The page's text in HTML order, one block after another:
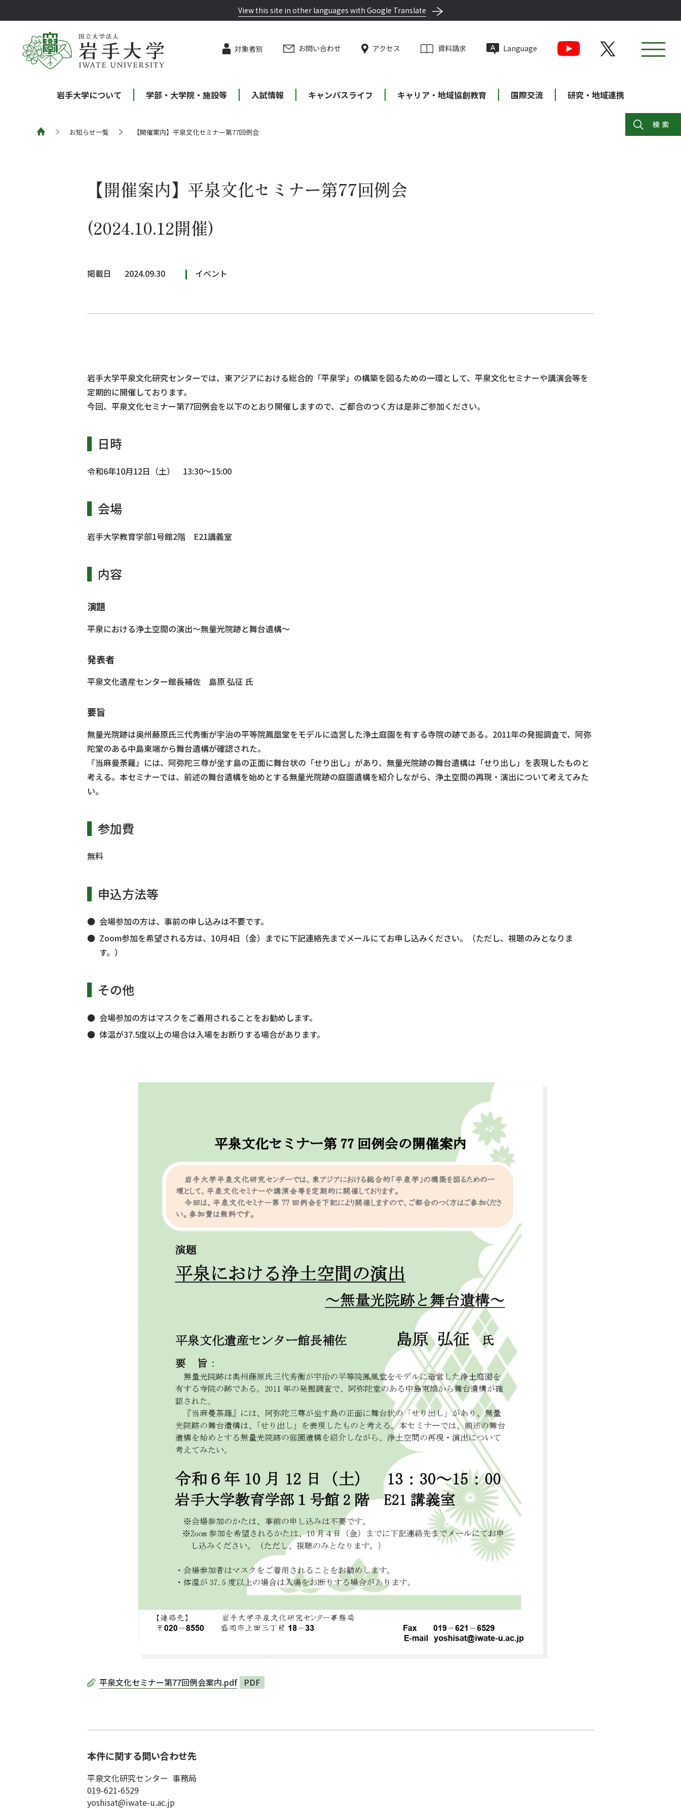
View this site in other languages with Google Translate
対象者別 お問い合わせ アクセス 資料請求 Language
岩手大学について 学部・大学院・施設等 入試情報 キャンパスライフ キャリア・地域協創教育 国際交流 研究・地域連携
お知らせ一覧 【開催案内】平泉文化セミナー第77回例会
【開催案内】平泉文化セミナー第77回例会
(2024.10.12開催)
掲載日 2024.09.30 イベント
岩手大学平泉文化研究センターでは、東アジアにおける総合的「平泉学」の構築を図るための一環として、平泉文化セミナーや講演会等を
定期的に開催しております。
今回、平泉文化セミナー第77回例会を以下のとおり開催しますので、ご都合のつく方は是非ご参加ください。
日時
令和6年10月12日（土） 13:30～15:00
会場
岩手大学教育学部1号館2階 E21講義室
内容
演題
平泉における浄土空間の演出～無量光院跡と舞台遺構～
発表者
平泉文化遺産センター館長補佐 島原 弘征 氏
要旨
無量光院跡は奥州藤原氏三代秀衡が宇治の平等院鳳凰堂をモデルに造営した浄土庭園を有する寺院の跡である。2011年の発掘調査で、阿弥
陀堂のある中島東端から舞台遺構が確認された。
『当麻曼荼羅』には、阿弥陀三尊が坐す島の正面に舞台状の「せり出し」があり、無量光院跡の舞台遺構は「せり出し」を表現したものと
考える。本セミナーでは、前述の舞台遺構を始めとする無量光院跡の庭園遺構を紹介しながら、浄土空間の再現・演出について考えてみた
い。
参加費
無料
申込方法等
会場参加の方は、事前の申し込みは不要です。
Zoom参加を希望される方は、10月4日（金）までに下記連絡先までメールにてお申し込みください。（ただし、視聴のみとなりま
す。）
その他
会場参加の方はマスクをご着用されることをお勧めします。
体温が37.5度以上の場合は入場をお断りする場合があります。
平泉文化セミナー第77回例会案内.pdf PDF
本件に関する問い合わせ先
平泉文化研究センター 事務局
019-621-6529
yoshisat@iwate-u.ac.jp